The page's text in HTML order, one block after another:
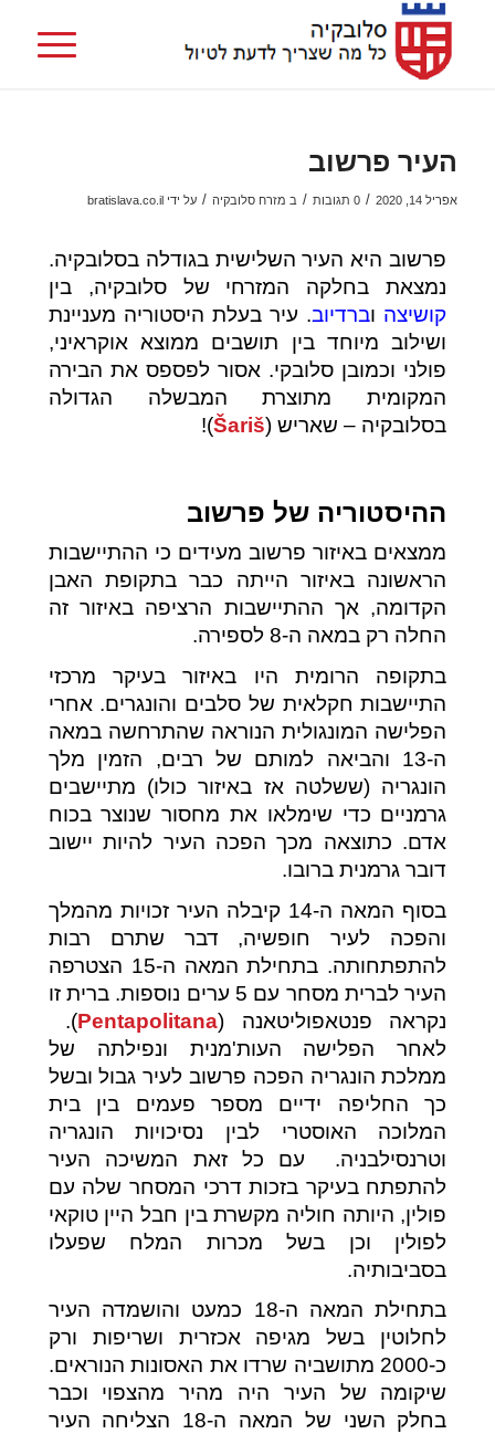
העיר פרשוב
אפריל 14, 2020 / 0 תגובות / ב מזרח סלובקיה / על ידי bratislava.co.il
פרשוב היא העיר השלישית בגודלה בסלובקיה.
נמצאת בחלקה המזרחי של סלובקיה, בין
קושיצה וברדיוב. עיר בעלת היסטוריה מעניינת
ושילוב מיוחד בין תושבים ממוצא אוקראיני,
פולני וכמובן סלובקי. אסור לפספס את הבירה
המקומית מתוצרת המבשלה הגדולה
בסלובקיה – שאריש (Šariš
)!
ההיסטוריה של פרשוב
ממצאים באיזור פרשוב מעידים כי ההתיישבות
הראשונה באיזור הייתה כבר בתקופת האבן
הקדומה, אך ההתיישבות הרציפה באיזור זה
החלה רק במאה ה-8 לספירה.
בתקופה הרומית היו באיזור בעיקר מרכזי
התיישבות חקלאית של סלבים והונגרים. אחרי
הפלישה המונגולית הנוראה שהתרחשה במאה
ה-13 והביאה למותם של רבים, הזמין מלך
הונגריה (ששלטה אז באיזור כולו) מתיישבים
גרמניים כדי שימלאו את מחסור שנוצר בכוח
אדם. כתוצאה מכך הפכה העיר להיות יישוב
דובר גרמנית ברובו.
בסוף המאה ה-14 קיבלה העיר זכויות מהמלך
והפכה לעיר חופשיה, דבר שתרם רבות
להתפתחותה. בתחילת המאה ה-15 הצטרפה
העיר לברית מסחר עם 5 ערים נוספות. ברית זו
נקראה פנטאפוליטאנה (Pentapolitana
).
לאחר הפלישה העות'מנית ונפילתה של
ממלכת הונגריה הפכה פרשוב לעיר גבול ובשל
כך החליפה ידיים מספר פעמים בין בית
המלוכה האוסטרי לבין נסיכויות הונגריה
וטרנסילבניה. עם כל זאת המשיכה העיר
להתפתח בעיקר בזכות דרכי המסחר שלה עם
פולין, היותה חוליה מקשרת בין חבל היין טוקאי
לפולין וכן בשל מכרות המלח שפעלו
בסביבותיה.
בתחילת המאה ה-18 כמעט והושמדה העיר
לחלוטין בשל מגיפה אכזרית ושריפות ורק
כ-2000 מתושביה שרדו את האסונות הנוראים.
שיקומה של העיר היה מהיר מהצפוי וכבר
בחלק השני של המאה ה-18 הצליחה העיר